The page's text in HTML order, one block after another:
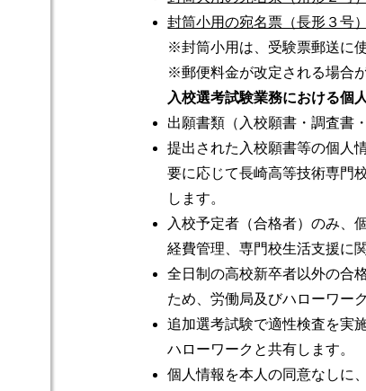
封筒小用の宛名票（長形３号
※封筒小用は、受験票郵送に
※郵便料金が改定される場合
入校選考試験業務における個
出願書類（入校願書・調査書
提出された入校願書等の個人
要に応じて長崎高等技術専門
します。
入校予定者（合格者）のみ、
経費管理、専門校生活支援に
全日制の高校新卒者以外の合
ため、労働局及びハローワー
追加選考試験で適性検査を実
ハローワークと共有します。
個人情報を本人の同意なしに